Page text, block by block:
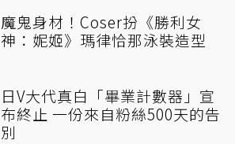
魔鬼身材！Coser扮《勝利女
神：妮姬》瑪律恰那泳裝造型
日V大代真白「畢業計數器」宣
布終止 一份來自粉絲500天的告
別